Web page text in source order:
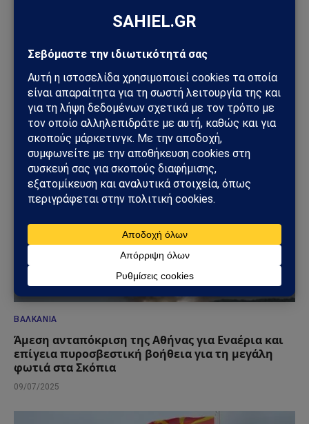
και ανάλυσης με έμφαση στη γεωπολιτική, τη διεθνή
που επηρεάζουν την Ελλάδα και τον ευρύτερο ελληνισμό.
ΔΕΙΤΕ ΕΠΙΣΗΣ →
ΒΑΛΚΆΝΙΑ
Άμεση ανταπόκριση της Αθήνας για Εναέρια και
επίγεια πυροσβεστική βοήθεια για τη μεγάλη
φωτιά στα Σκόπια
09/07/2025